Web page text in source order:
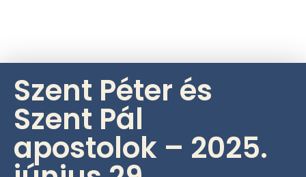
Szent Péter és
Szent Pál
apostolok – 2025.